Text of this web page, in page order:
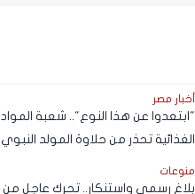
أخبار مصر
"ابتعدوا عن هذا النوع".. شعبة المواد
الغذائية تحذر من حلاوة المولد النبوي
منوعات
بلاغ رسمي واستنكار.. تحرك عاجل من